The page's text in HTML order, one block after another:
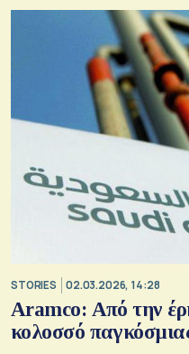
STORIES 02.03.2026, 14:28
Aramco: Από την
κολοσσό